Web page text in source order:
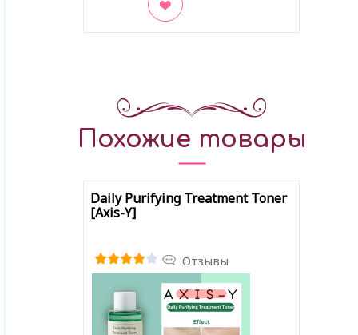
Похожие товары
Daily Purifying Treatment Toner
[Axis-Y]
Отзывы